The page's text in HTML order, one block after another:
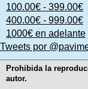
100.00€ - 399.00€
400.00€ - 999.00€
1000€ en adelante
Tweets por
Prohibida la
autor.